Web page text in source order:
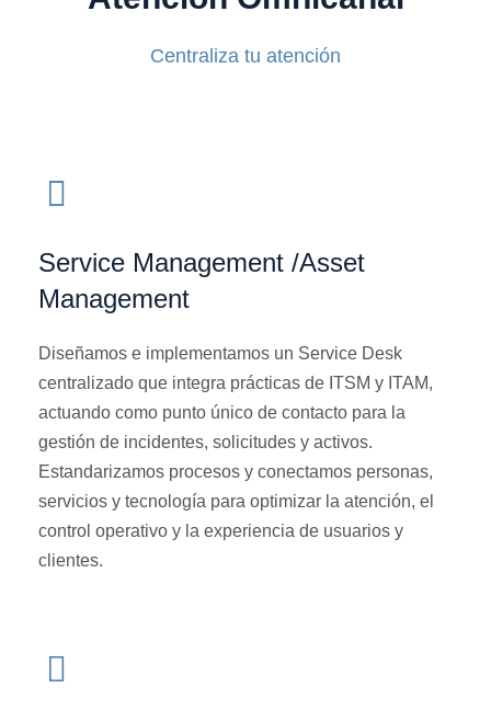
Centraliza tu atención
Service Management /Asset
Management
Diseñamos e implementamos un Service Desk
centralizado que integra prácticas de ITSM y ITAM,
actuando como punto único de contacto para la
gestión de incidentes, solicitudes y activos.
Estandarizamos procesos y conectamos personas,
servicios y tecnología para optimizar la atención, el
control operativo y la experiencia de usuarios y
clientes.